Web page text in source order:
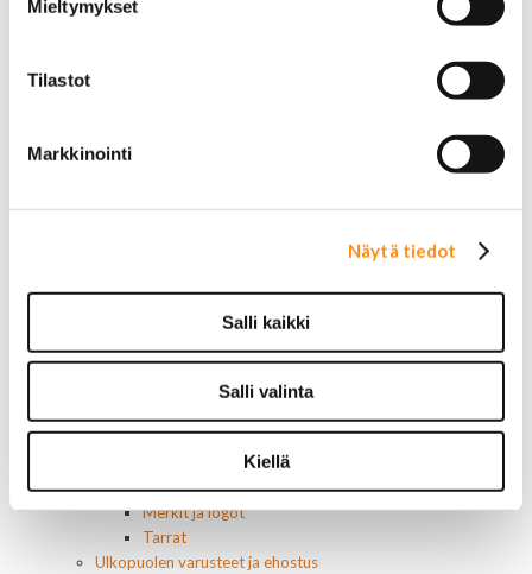
Mieltymykset
Tilastot
Markkinointi
Näytä tiedot
Salli kaikki
Salli valinta
Kiellä
Buick merkit
Chrysler merkit
Dodge merkit
Lincoln merkit
Mercury merkit
Plymouth merkit
Pontiac merkit
Muut merkit
Merkit ja logot
Tarrat
Ulkopuolen varusteet ja ehostus